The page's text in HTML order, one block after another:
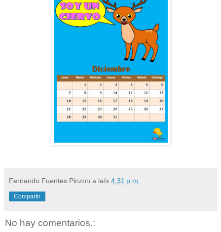
Fernando Fuentes Pinzon a la/s 4:31 p.m.
Compartir
No hay comentarios.: